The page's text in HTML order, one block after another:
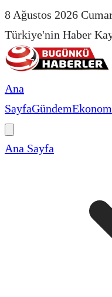
8 Ağustos 2026
Türkiye'nin Haber
Ana
SayfaGündem
Ana Sayfa